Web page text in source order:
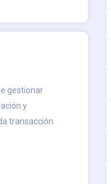
gestionar
y
transacción